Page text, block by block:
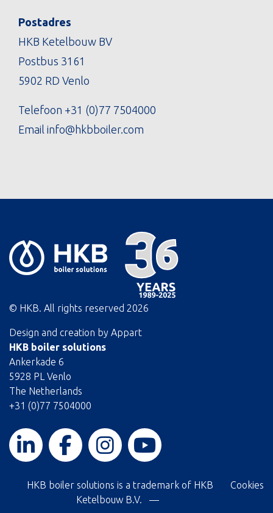
Postadres
HKB Ketelbouw BV
Postbus 3161
5902 RD Venlo
Telefoon +31 (0)77 7504000
Email info@hkbboiler.com
© HKB. All rights reserved 2026
Design and creation by Appart
HKB boiler solutions
Ankerkade 6
5928 PL Venlo
The Netherlands
+31 (0)77 7504000
HKB boiler solutions is a trademark of HKB
Ketelbouw B.V. —
Cookies